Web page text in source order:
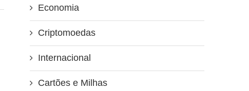
Economia
Criptomoedas
Internacional
Cartões e Milhas